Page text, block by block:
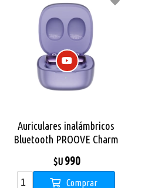
Auriculares inalámbricos
Bluetooth PROOVE Charm
$U 990
Comprar